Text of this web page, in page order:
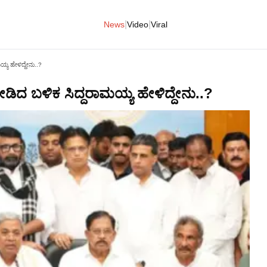
News Video Viral
ಹೇಳಿದ್ದೇನು..?
ಬಳಿಕ ಸಿದ್ದರಾಮಯ್ಯ ಹೇಳಿದ್ದೇನು..?